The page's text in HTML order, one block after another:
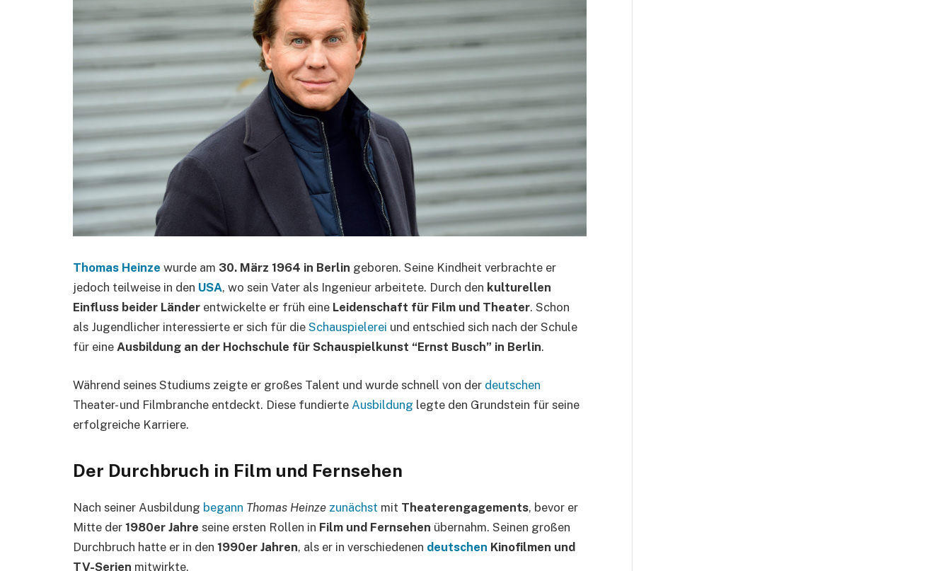
Thomas Heinze wurde am 30. März 1964 in Berlin geboren. Seine Kindheit verbrachte er
jedoch teilweise in den USA, wo sein Vater als Ingenieur arbeitete. Durch den kulturellen
Einfluss beider Länder entwickelte er früh eine Leidenschaft für Film und Theater. Schon
als Jugendlicher interessierte er sich für die Schauspielerei und entschied sich nach der Schule
für eine Ausbildung an der Hochschule für Schauspielkunst “Ernst Busch” in Berlin.
Während seines Studiums zeigte er großes Talent und wurde schnell von der deutschen
Theater- und Filmbranche entdeckt. Diese fundierte Ausbildung legte den Grundstein für seine
erfolgreiche Karriere.
Der Durchbruch in Film und Fernsehen
Nach seiner Ausbildung begann Thomas Heinze zunächst mit Theaterengagements, bevor er
Mitte der 1980er Jahre seine ersten Rollen in Film und Fernsehen übernahm. Seinen großen
Durchbruch hatte er in den 1990er Jahren, als er in verschiedenen deutschen Kinofilmen und
TV-Serien mitwirkte.